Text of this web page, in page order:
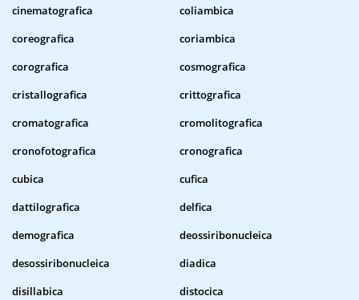
cinematografica
coliambica
coreografica
coriambica
corografica
cosmografica
cristallografica
crittografica
cromatografica
cromolitografica
cronofotografica
cronografica
cubica
cufica
dattilografica
delfica
demografica
deossiribonucleica
desossiribonucleica
diadica
disillabica
distocica